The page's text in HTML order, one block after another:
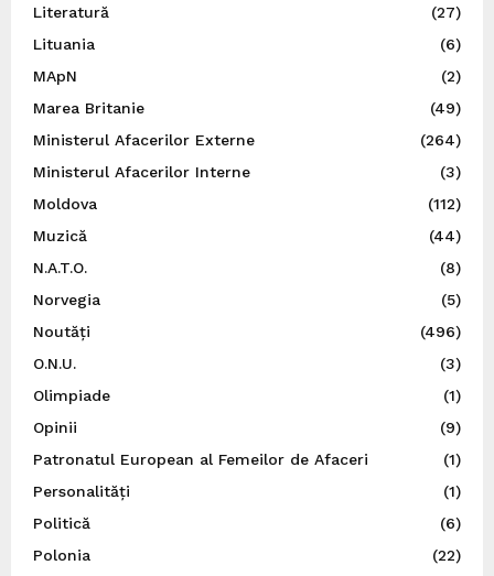
Literatură
(27)
Lituania
(6)
MApN
(2)
Marea Britanie
(49)
Ministerul Afacerilor Externe
(264)
Ministerul Afacerilor Interne
(3)
Moldova
(112)
Muzică
(44)
N.A.T.O.
(8)
Norvegia
(5)
Noutăți
(496)
O.N.U.
(3)
Olimpiade
(1)
Opinii
(9)
Patronatul European al Femeilor de Afaceri
(1)
Personalități
(1)
Politică
(6)
Polonia
(22)